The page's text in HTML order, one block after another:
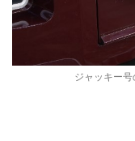
ジャッキー号